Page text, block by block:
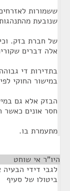
ששמורות
שנובעת
של חברת בזק.
אלה דברים
בתדירות די
במישור החוקי
הבזק אלא גם
חסר אונים כאשר
מתעמרת בו.
היו"ר אי שוחט
לגבי דידי
ביטולו של סעיף